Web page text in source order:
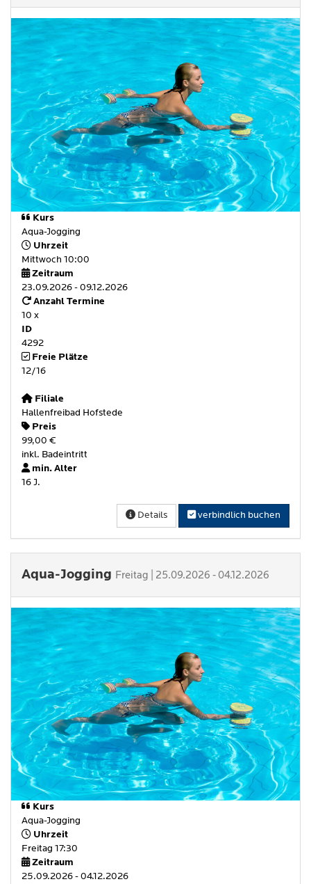
Kurs
Aqua-Jogging
Uhrzeit
Mittwoch 10:00
Zeitraum
23.09.2026 - 09.12.2026
Anzahl Termine
10 x
ID
4292
Freie Plätze
12/16
Filiale
Hallenfreibad Hofstede
Preis
99,00 €
inkl. Badeintritt
min. Alter
16 J.
Details verbindlich buchen
Aqua-Jogging Freitag | 25.09.2026 - 04.12.2026
Kurs
Aqua-Jogging
Uhrzeit
Freitag 17:30
Zeitraum
25.09.2026 - 04.12.2026